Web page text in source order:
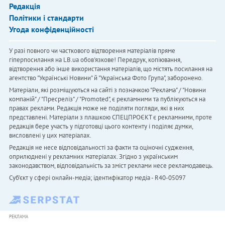
Редакція
Політики і стандарти
Угода конфіденційності
У разі повного чи часткового відтворення матеріалів пряме
гіперпосилання на LB.ua обов'язкове! Передрук, копіювання,
відтворення або інше використання матеріалів, що містять посилання на
агентство "Українськi Новини" й "Українська Фото Група", заборонено.
Матеріали, які розміщуються на сайті з позначкою "Реклама" / "Новини
компаній" / "Пресреліз" / "Promoted", є рекламними та публікуються на
правах реклами. Редакція може не поділяти погляди, які в них
представлені. Матеріали з плашкою СПЕЦПРОЄКТ є рекламними, проте
редакція бере участь у підготовці цього контенту і поділяє думки,
висловлені у цих матеріалах.
Редакція не несе відповідальності за факти та оціночні судження,
оприлюднені у рекламних матеріалах. Згідно з українським
законодавством, відповідальність за зміст реклами несе рекламодавець.
Cуб'єкт у сфері онлайн-медіа; ідентифікатор медіа - R40-05097
РЕКЛАМА